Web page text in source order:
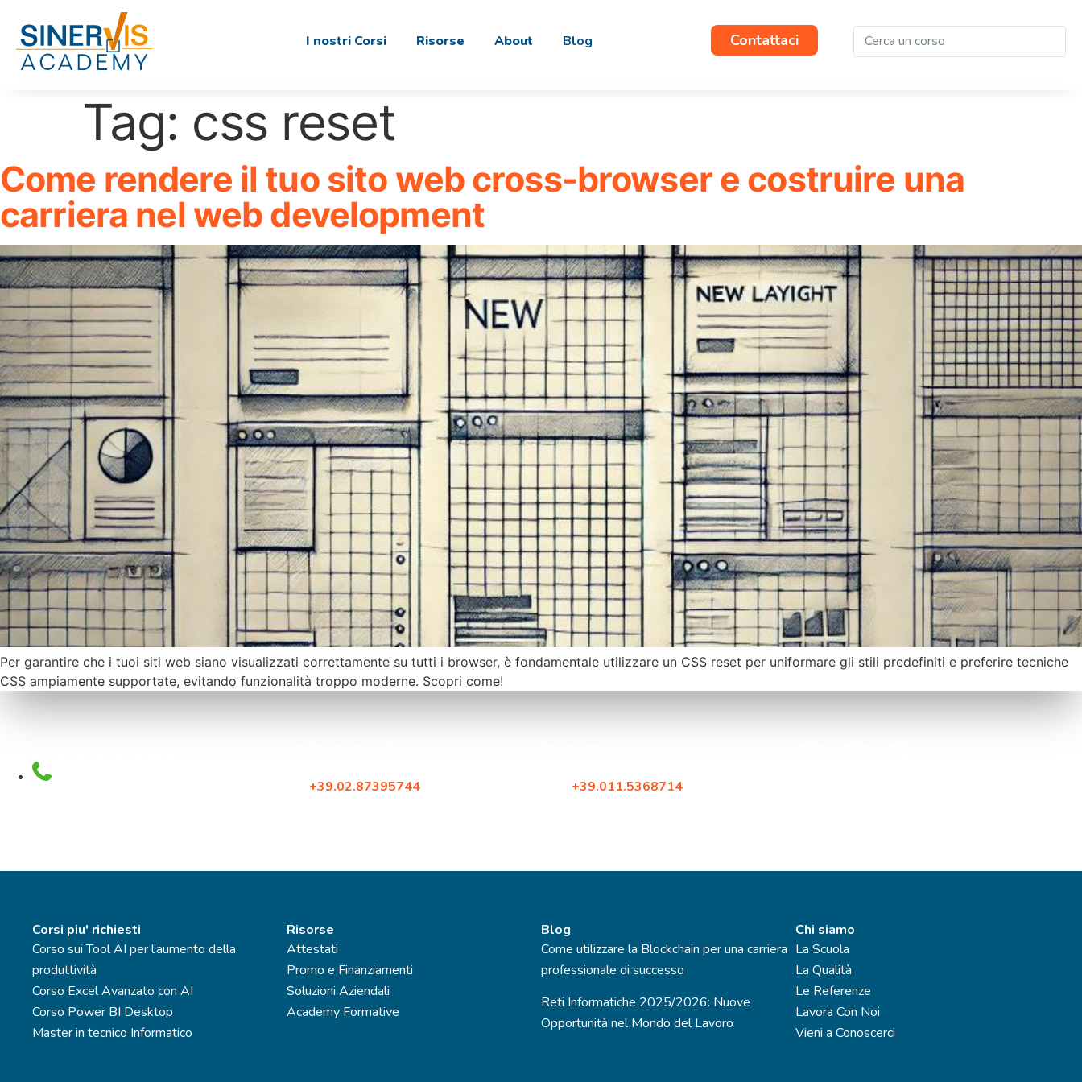
I nostri Corsi Risorse About Blog Contattaci
Tag: css reset
Come rendere il tuo sito web cross-browser e costruire una
carriera nel web development
Per garantire che i tuoi siti web siano visualizzati correttamente su tutti i browser, è fondamentale utilizzare un CSS reset per uniformare gli stili predefiniti e preferire tecniche
CSS ampiamente supportate, evitando funzionalità troppo moderne. Scopri come!
+39.02.87395744
+39.011.5368714
Corsi piu' richiesti
Corso sui Tool AI per l’aumento della
produttività
Corso Excel Avanzato con AI
Corso Power BI Desktop
Master in tecnico Informatico
Risorse
Attestati
Promo e Finanziamenti
Soluzioni Aziendali
Academy Formative
Blog
Come utilizzare la Blockchain per una carriera
professionale di successo
Reti Informatiche 2025/2026: Nuove
Opportunità nel Mondo del Lavoro
Chi siamo
La Scuola
La Qualità
Le Referenze
Lavora Con Noi
Vieni a Conoscerci